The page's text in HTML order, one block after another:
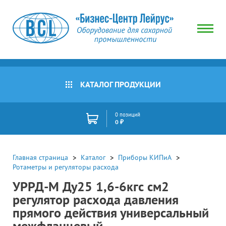
КАТАЛОГ ПРОДУКЦИИ
0 позиций
0 ₽
Главная страница Каталог
Приборы КИПиА
Ротаметры и регуляторы расхода
УРРД-М Ду25 1,6-6кгс см2
регулятор расхода давления
прямого действия универсальный